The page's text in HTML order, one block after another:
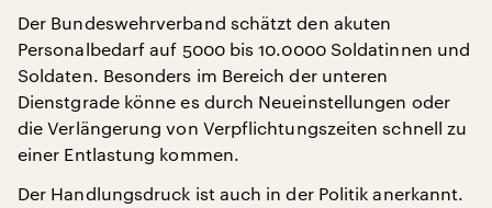
Der Bundeswehrverband schätzt den akuten
Personalbedarf auf 5000 bis 10.0000 Soldatinnen und
Soldaten. Besonders im Bereich der unteren
Dienstgrade könne es durch Neueinstellungen oder
die Verlängerung von Verpflichtungszeiten schnell zu
einer Entlastung kommen.
Der Handlungsdruck ist auch in der Politik anerkannt.